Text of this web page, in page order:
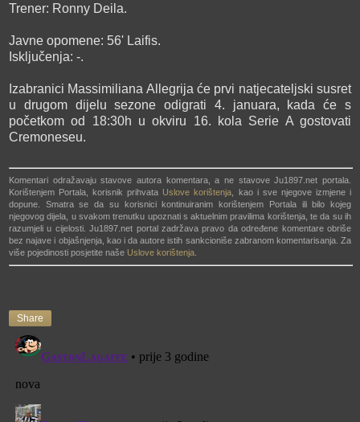
Trener: Ronny Deila.
Javne opomene: 56' Laifis.
Isključenja: -.
Izabranici Massimiliana Allegrija će prvi natjecateljski susret
u drugom dijelu sezone odigrati 4. januara, kada će s
početkom od 18:30h u okviru 16. kola Serie A gostovati
Cremoneseu.
Komentari odražavaju stavove autora komentara, a ne stavove Ju1897.net portala.
Korištenjem Portala, korisnik prihvata Uslove korištenja , kao i sve njegove izmjene i
dopune. Smatra se da su korisnici kontinuiranim korištenjem Portala ili bilo kojeg
njegovog dijela, u svakom trenutku upoznati s aktuelnim pravilima korištenja, te da su ih
razumjeli u cijelosti. Ju1897.net portal zadržava pravo da određene komentare obriše
bez najave i objašnjenja, kao i da autore istih sankcioniše zabranom komentarisanja. Za
više pojedinosti posjetite naše Uslove korištenja
Share